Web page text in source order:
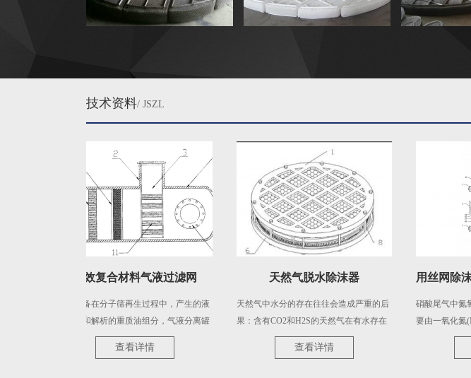
技术资料/ JSZL
高效复合材料气液过滤网
上游设备在分子筛再生过程中，产生的液
体是水和解析的重质油组分，气液分离罐
将水和重质油组分从过程中分离出来，避
免重质油进入下游碱洗塔进而污染污水处
查看详情
天然气脱水除沫器
天然气中水分的存在往往会造成严重的后
果：含有CO2和H2S的天然气在有水存在
的情况下形成酸而腐蚀管路和设备；在一
定条件下形成天然气水合物而堵塞阀门、
查看详情
硝酸尾气中氮氧化物的
要由一氧化氮(NO)和
成，NOx的处理主要
化剂的作用下将尾气中
查看